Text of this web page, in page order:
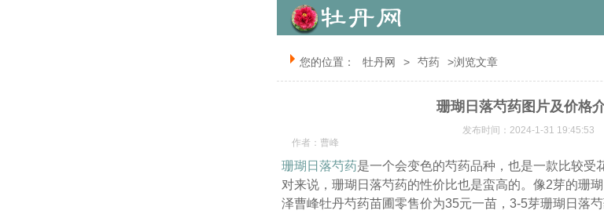
您的位置： 牡丹网 > 芍药 >浏览文章
珊瑚日落芍药图片及价格
发布时间：2024-1-31 19:45:53
作者：曹峰
珊瑚日落芍药是一个会变色的芍药品种，也是一款比较受
对来说，珊瑚日落芍药的性价比也是蛮高的。像2芽的珊
泽曹峰牡丹芍药苗圃零售价为35元一苗，3-5芽珊瑚日落